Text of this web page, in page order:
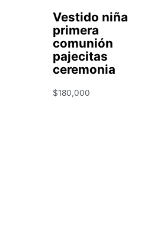
Vestido niña
primera
comunión
pajecitas
ceremonia
$180,000